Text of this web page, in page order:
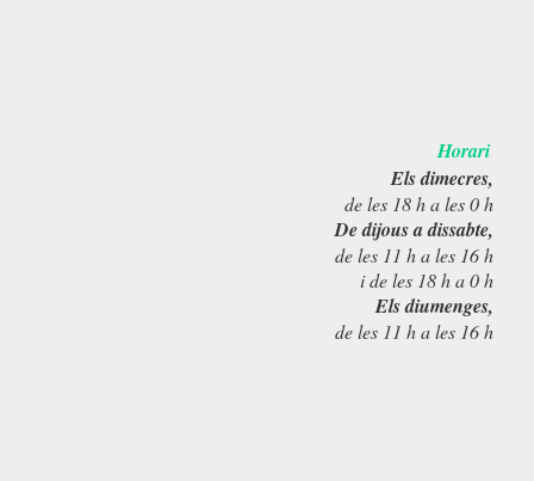
Horari
Els dimecres,
de les 18 h a les 0 h
De dijous a dissabte,
de les 11 h a les 16 h
i de les 18 h a 0 h
Els diumenges,
de les 11 h a les 16 h